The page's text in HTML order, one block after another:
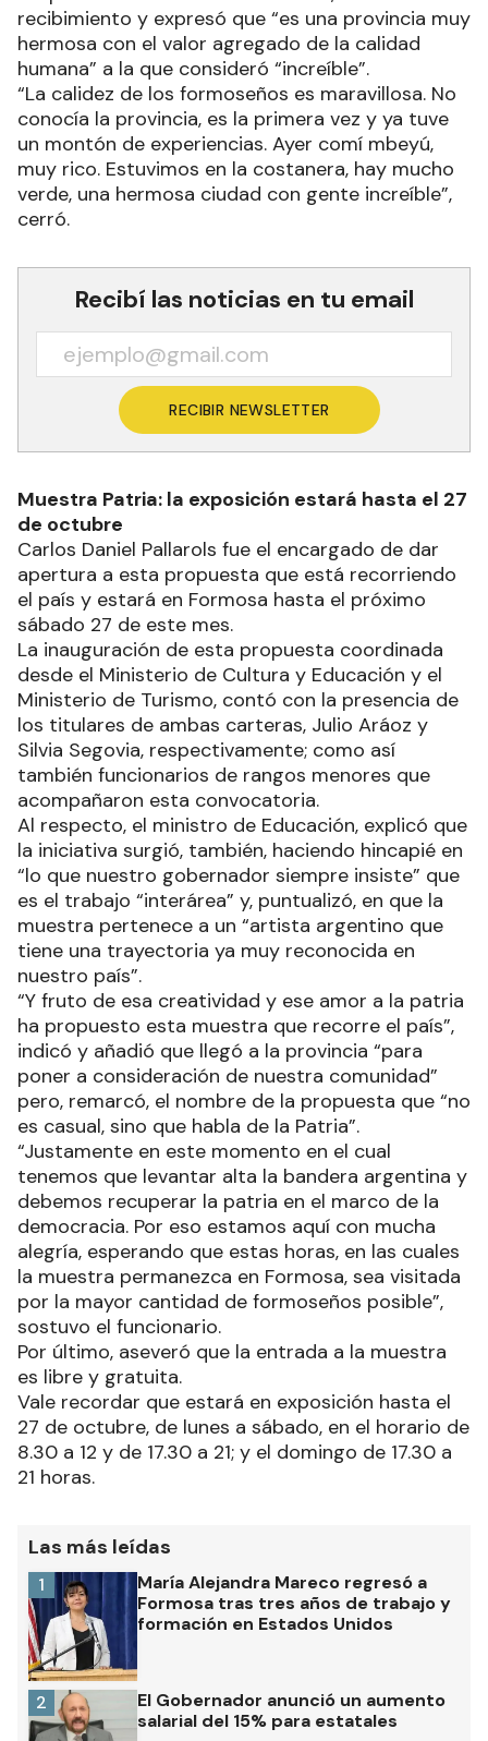
recibimiento y expresó que “es una provincia muy
hermosa con el valor agregado de la calidad
humana” a la que consideró “increíble”.
“La calidez de los formoseños es maravillosa. No
conocía la provincia, es la primera vez y ya tuve
un montón de experiencias. Ayer comí mbeyú,
muy rico. Estuvimos en la costanera, hay mucho
verde, una hermosa ciudad con gente increíble”,
cerró.
Recibí las noticias en tu email
RECIBIR NEWSLETTER
Muestra Patria: la exposición estará hasta el 27
de octubre
Carlos Daniel Pallarols fue el encargado de dar
apertura a esta propuesta que está recorriendo
el país y estará en Formosa hasta el próximo
sábado 27 de este mes.
La inauguración de esta propuesta coordinada
desde el Ministerio de Cultura y Educación y el
Ministerio de Turismo, contó con la presencia de
los titulares de ambas carteras, Julio Aráoz y
Silvia Segovia, respectivamente; como así
también funcionarios de rangos menores que
acompañaron esta convocatoria.
Al respecto, el ministro de Educación, explicó que
la iniciativa surgió, también, haciendo hincapié en
“lo que nuestro gobernador siempre insiste” que
es el trabajo “interárea” y, puntualizó, en que la
muestra pertenece a un “artista argentino que
tiene una trayectoria ya muy reconocida en
nuestro país”.
“Y fruto de esa creatividad y ese amor a la patria
ha propuesto esta muestra que recorre el país”,
indicó y añadió que llegó a la provincia “para
poner a consideración de nuestra comunidad”
pero, remarcó, el nombre de la propuesta que “no
es casual, sino que habla de la Patria”.
“Justamente en este momento en el cual
tenemos que levantar alta la bandera argentina y
debemos recuperar la patria en el marco de la
democracia. Por eso estamos aquí con mucha
alegría, esperando que estas horas, en las cuales
la muestra permanezca en Formosa, sea visitada
por la mayor cantidad de formoseños posible”,
sostuvo el funcionario.
Por último, aseveró que la entrada a la muestra
es libre y gratuita.
Vale recordar que estará en exposición hasta el
27 de octubre, de lunes a sábado, en el horario de
8.30 a 12 y de 17.30 a 21; y el domingo de 17.30 a
21 horas.
Las más leídas
María Alejandra Mareco regresó a
Formosa tras tres años de trabajo y
formación en Estados Unidos
1
El Gobernador anunció un aumento
salarial del 15% para estatales
2